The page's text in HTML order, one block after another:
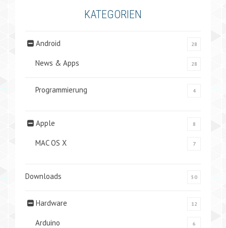
KATEGORIEN
Android 28
News & Apps 28
Programmierung 4
Apple 8
MAC OS X 7
Downloads 50
Hardware 12
Arduino 6